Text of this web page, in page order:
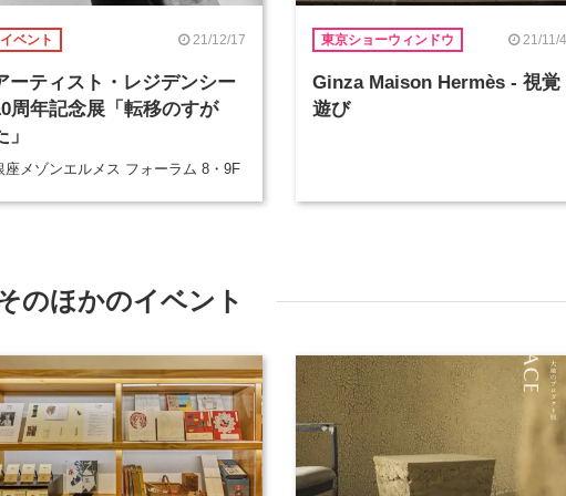
イベント 21/12/17
ーティスト・レジデンシー
周年記念展「転移のすが
」
座メゾンエルメス フォーラム 8・9F
東京ショーウィンドウ 21/11/4
Ginza Maison Hermès - 視覚
遊び
のほかのイベント